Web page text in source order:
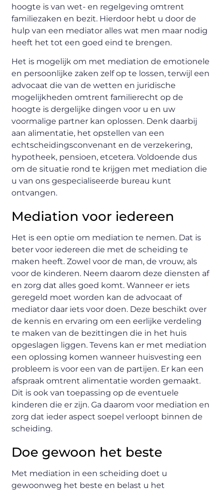
hoogte is van wet- en regelgeving omtrent
familiezaken en bezit. Hierdoor hebt u door de
hulp van een mediator alles wat men maar nodig
heeft het tot een goed eind te brengen.
Het is mogelijk om met mediation de emotionele
en persoonlijke zaken zelf op te lossen, terwijl een
advocaat die van de wetten en juridische
mogelijkheden omtrent familierecht op de
hoogte is dergelijke dingen voor u en uw
voormalige partner kan oplossen. Denk daarbij
aan alimentatie, het opstellen van een
echtscheidingsconvenant en de verzekering,
hypotheek, pensioen, etcetera. Voldoende dus
om de situatie rond te krijgen met mediation die
u van ons gespecialiseerde bureau kunt
ontvangen.
Mediation voor iedereen
Het is een optie om mediation te nemen. Dat is
beter voor iedereen die met de scheiding te
maken heeft. Zowel voor de man, de vrouw, als
voor de kinderen. Neem daarom deze diensten af
en zorg dat alles goed komt. Wanneer er iets
geregeld moet worden kan de advocaat of
mediator daar iets voor doen. Deze beschikt over
de kennis en ervaring om een eerlijke verdeling
te maken van de bezittingen die in het huis
opgeslagen liggen. Tevens kan er met mediation
een oplossing komen wanneer huisvesting een
probleem is voor een van de partijen. Er kan een
afspraak omtrent alimentatie worden gemaakt.
Dit is ook van toepassing op de eventuele
kinderen die er zijn. Ga daarom voor mediation en
zorg dat ieder aspect soepel verloopt binnen de
scheiding.
Doe gewoon het beste
Met mediation in een scheiding doet u
gewoonweg het beste en belast u het